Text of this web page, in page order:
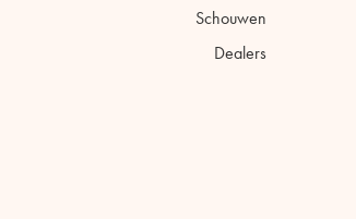
Schouwen
Dealers